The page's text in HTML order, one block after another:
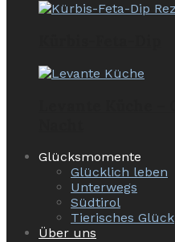
Glücksmomente
Glücklich leben
Unterwegs
Südtirol
Tierisches Glück
Über uns